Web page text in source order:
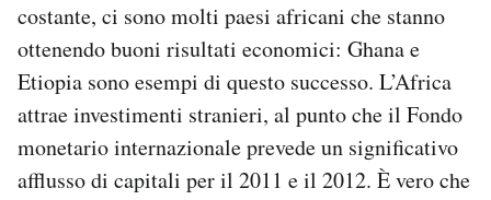
costante, ci sono molti paesi africani che stanno
ottenendo buoni risultati economici: Ghana e
Etiopia sono esempi di questo successo. L’Africa
attrae investimenti stranieri, al punto che il Fondo
monetario internazionale prevede un significativo
afflusso di capitali per il 2011 e il 2012. È vero che